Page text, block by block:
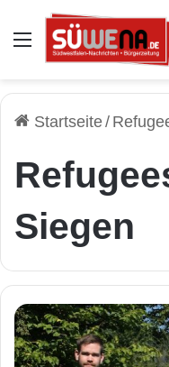
Auswahl
Startseite/
Siegen